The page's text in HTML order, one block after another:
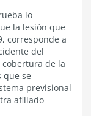
lo
la lesión que
corresponde a
del
de la
que se
previsional
afiliado